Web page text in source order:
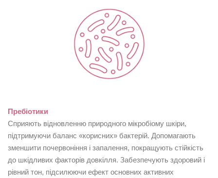
Пребіотики
Сприяють відновленню природного мікробіому шкіри,
підтримуючи баланс «корисних» бактерій. Допомагають
зменшити почервоніння і запалення, покращують стійкість
до шкідливих факторів довкілля. Забезпечують здоровий і
рівний тон, підсилюючи ефект основних активних